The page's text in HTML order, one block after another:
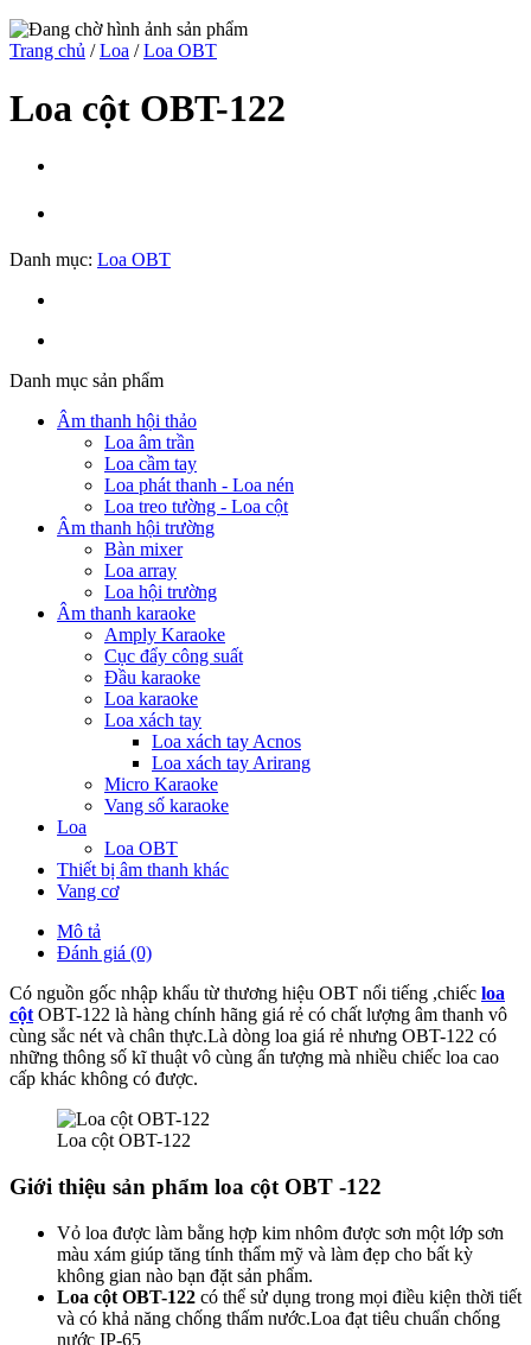
Trang chủ / Loa / Loa OBT
Loa cột OBT-122
Danh mục: Loa OBT
Danh mục sản phẩm
Âm thanh hội thảo
Loa âm trần
Loa cầm tay
Loa phát thanh - Loa nén
Loa treo tường - Loa cột
Âm thanh hội trường
Bàn mixer
Loa array
Loa hội trường
Âm thanh karaoke
Amply Karaoke
Cục đẩy công suất
Đầu karaoke
Loa karaoke
Loa xách tay
Loa xách tay Acnos
Loa xách tay Arirang
Micro Karaoke
Vang số karaoke
Loa
Loa OBT
Thiết bị âm thanh khác
Vang cơ
Mô tả
Đánh giá (0)
Có nguồn gốc nhập khẩu từ thương hiệu OBT nổi tiếng ,chiếc loa
cột OBT-122 là hàng chính hãng giá rẻ có chất lượng âm thanh vô
cùng sắc nét và chân thực.Là dòng loa giá rẻ nhưng OBT-122 có
những thông số kĩ thuật vô cùng ấn tượng mà nhiều chiếc loa cao
cấp khác không có được.
Loa cột OBT-122
Giới thiệu sản phẩm loa cột OBT -122
Vỏ loa được làm bằng hợp kim nhôm được sơn một lớp sơn
màu xám giúp tăng tính thẩm mỹ và làm đẹp cho bất kỳ
không gian nào bạn đặt sản phẩm.
Loa cột OBT-122 có thể sử dụng trong mọi điều kiện thời tiết
và có khả năng chống thấm nước.Loa đạt tiêu chuẩn chống
nước IP-65